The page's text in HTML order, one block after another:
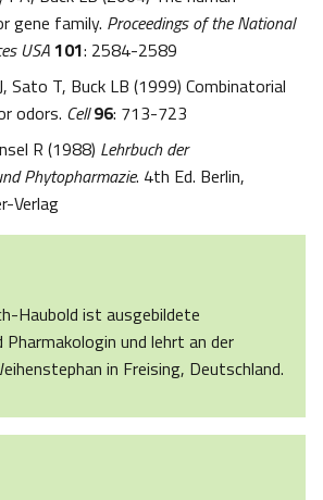
gene family. Proceedings of the National
USA101: 2584-2589
Sato T, Buck LB (1999) Combinatorial
odors. Cell 96: 713-723
R (1988) Lehrbuch der
Phytopharmazie. 4th Ed. Berlin,
Verlag
Haubold ist ausgebildete
Pharmakologin und lehrt an der
in Freising, Deutschland.